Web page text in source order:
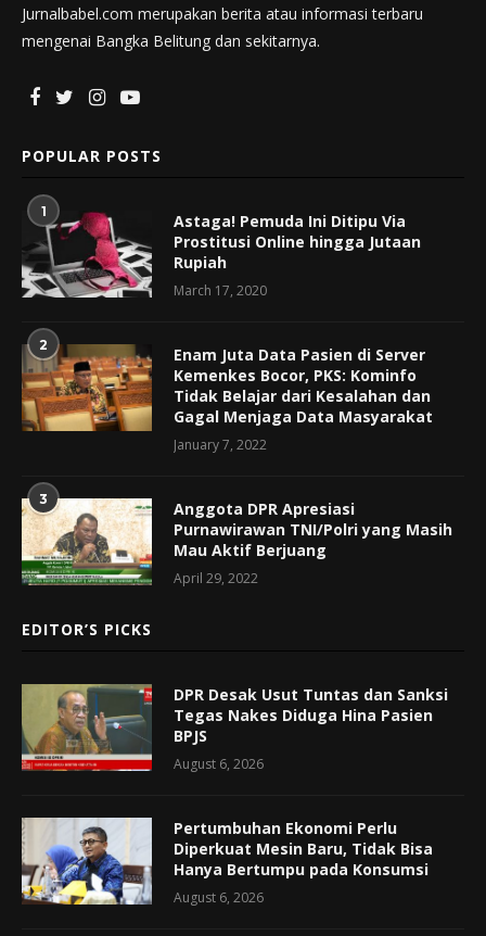
Jurnalbabel.com merupakan berita atau informasi terbaru
mengenai Bangka Belitung dan sekitarnya.
POPULAR POSTS
1
Astaga! Pemuda Ini Ditipu Via
Prostitusi Online hingga Jutaan
Rupiah
March 17, 2020
2
Enam Juta Data Pasien di Server
Kemenkes Bocor, PKS: Kominfo
Tidak Belajar dari Kesalahan dan
Gagal Menjaga Data Masyarakat
January 7, 2022
3
Anggota DPR Apresiasi
Purnawirawan TNI/Polri yang Masih
Mau Aktif Berjuang
April 29, 2022
EDITOR’S PICKS
DPR Desak Usut Tuntas dan Sanksi
Tegas Nakes Diduga Hina Pasien
BPJS
August 6, 2026
Pertumbuhan Ekonomi Perlu
Diperkuat Mesin Baru, Tidak Bisa
Hanya Bertumpu pada Konsumsi
August 6, 2026